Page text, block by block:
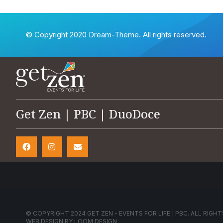
© Copyright 2020 Dream-Theme. All rights reserved.
Get Zen | PBC | DuoDoce
© COPYRIGHT 2024 GET ZEN - EVENTS FOR LIFE | PBC. ALL
WEB DESIGN BY LOOM DESIGN